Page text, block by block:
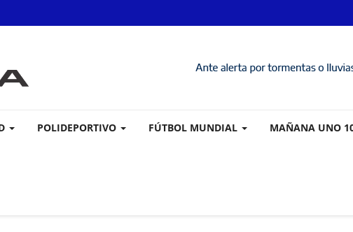
POLIDEPORTIVO FÚTBOL MUNDIAL MAÑANA UNO